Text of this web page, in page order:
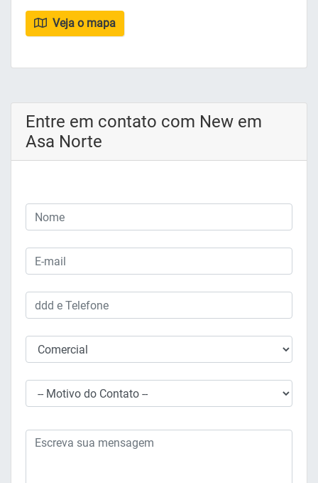
Veja o mapa
Entre em contato com New em
Asa Norte